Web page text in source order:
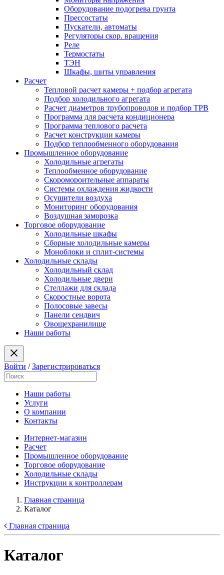
Оборудование подогрева грунта
Прессостаты
Пускатели, автоматы
Регуляторы скор. вращения
Реле
Термостаты
ТЭН
Шкафы, шиты управления
Расчет
Тепловой расчет камеры + подбор агрегата
Подбор холодильного агрегата
Расчет диаметров трубопроводов и подбор ТРВ
Программа для расчета кондиционера
Программа теплового расчета
Расчет конструкции камеры
Подбор теплообменного оборудования
Промышленное оборудование
Холодильные агрегаты
Теплообменное оборудование
Скоромороительные аппараты
Системы охлаждения жидкости
Осушители воздуха
Мониторинг оборудования
Воздушная заморозка
Торговое оборудование
Холодильные шкафы
Сборные холодильные камеры
Моноблоки и сплит-системы
Холодильные склады
Холодильный склад
Холодильные двери
Стеллажи для склада
Скоростные ворота
Полосовые завесы
Панели сендвич
Овощехранилище
Наши работы
Войти /Зарегистрироваться
Наши работы
Услуги
О компании
Контакты
Интернет-магазин
Расчет
Промышленное оборудование
Торговое оборудование
Холодильные склады
Инструкции к контроллерам
Главная страница
Каталог
Главная страница
Каталог